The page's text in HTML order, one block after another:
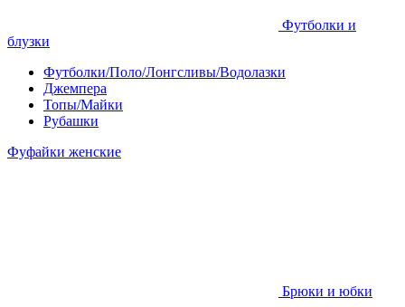
Футболки и
блузки
Футболки/Поло/Лонгсливы/Водолазки
Джемпера
Топы/Майки
Рубашки
Фуфайки женские
Брюки и юбки